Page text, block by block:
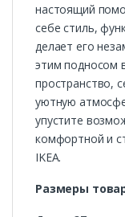
настоящий
себе стиль,
делает его
этим подносом
пространство,
уютную
упустите
комфортной и
IKEA.
Размеры